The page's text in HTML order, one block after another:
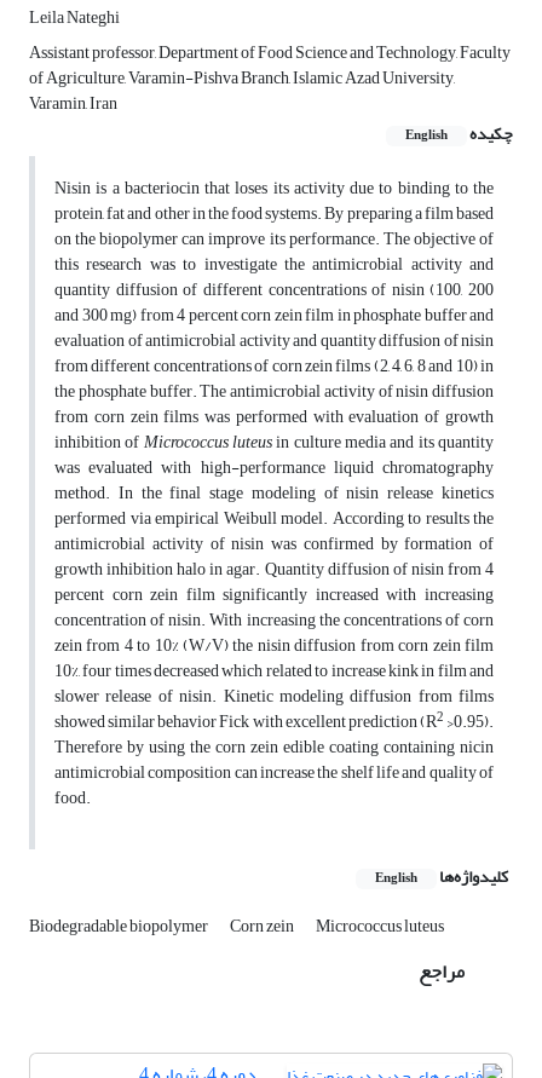
Leila Nateghi
Assistant professor, Department of Food Science and Technology, Faculty
of Agriculture, Varamin-Pishva Branch, Islamic Azad University,
Varamin, Iran
چکیده
English
Nisin is a bacteriocin that loses its activity due to binding to the
protein, fat and other in the food systems. By preparing a film based
on the biopolymer can improve its performance. The objective of
this research was to investigate the antimicrobial activity and
quantity diffusion of different concentrations of nisin (100, 200
and 300 mg) from 4 percent corn zein film in phosphate buffer and
evaluation of antimicrobial activity and quantity diffusion of nisin
from different concentrations of corn zein films (2, 4, 6, 8 and 10) in
the phosphate buffer. The antimicrobial activity of nisin diffusion
from corn zein films was performed with evaluation of growth
inhibition ofMicrococcus luteusin culture media and its quantity
was evaluated with high-performance liquid chromatography
method. In the final stage modeling of nisin release kinetics
performed via empirical Weibull model. According to resultsthe
antimicrobial activity of nisin was confirmed by formation of
growth inhibition halo in agar. Quantity diffusion of nisin from 4
percent corn zein film significantly increased with increasing
concentration of nisin. With increasing the concentrations of corn
zein from 4 to 10% (W/V) the nisin diffusion from corn zein film
10%, four times decreased which related to increase kink in film and
slower release of nisin. Kinetic modeling diffusion from films
showed similar behavior Fick with excellent prediction (R2 >0.95).
Therefore by using the corn zein edible coating containing nicin
antimicrobial composition can increase the shelf life and quality of
food.
کلیدواژه‌ها English
Biodegradable biopolymer Corn zein Micrococcus luteus
مراجع